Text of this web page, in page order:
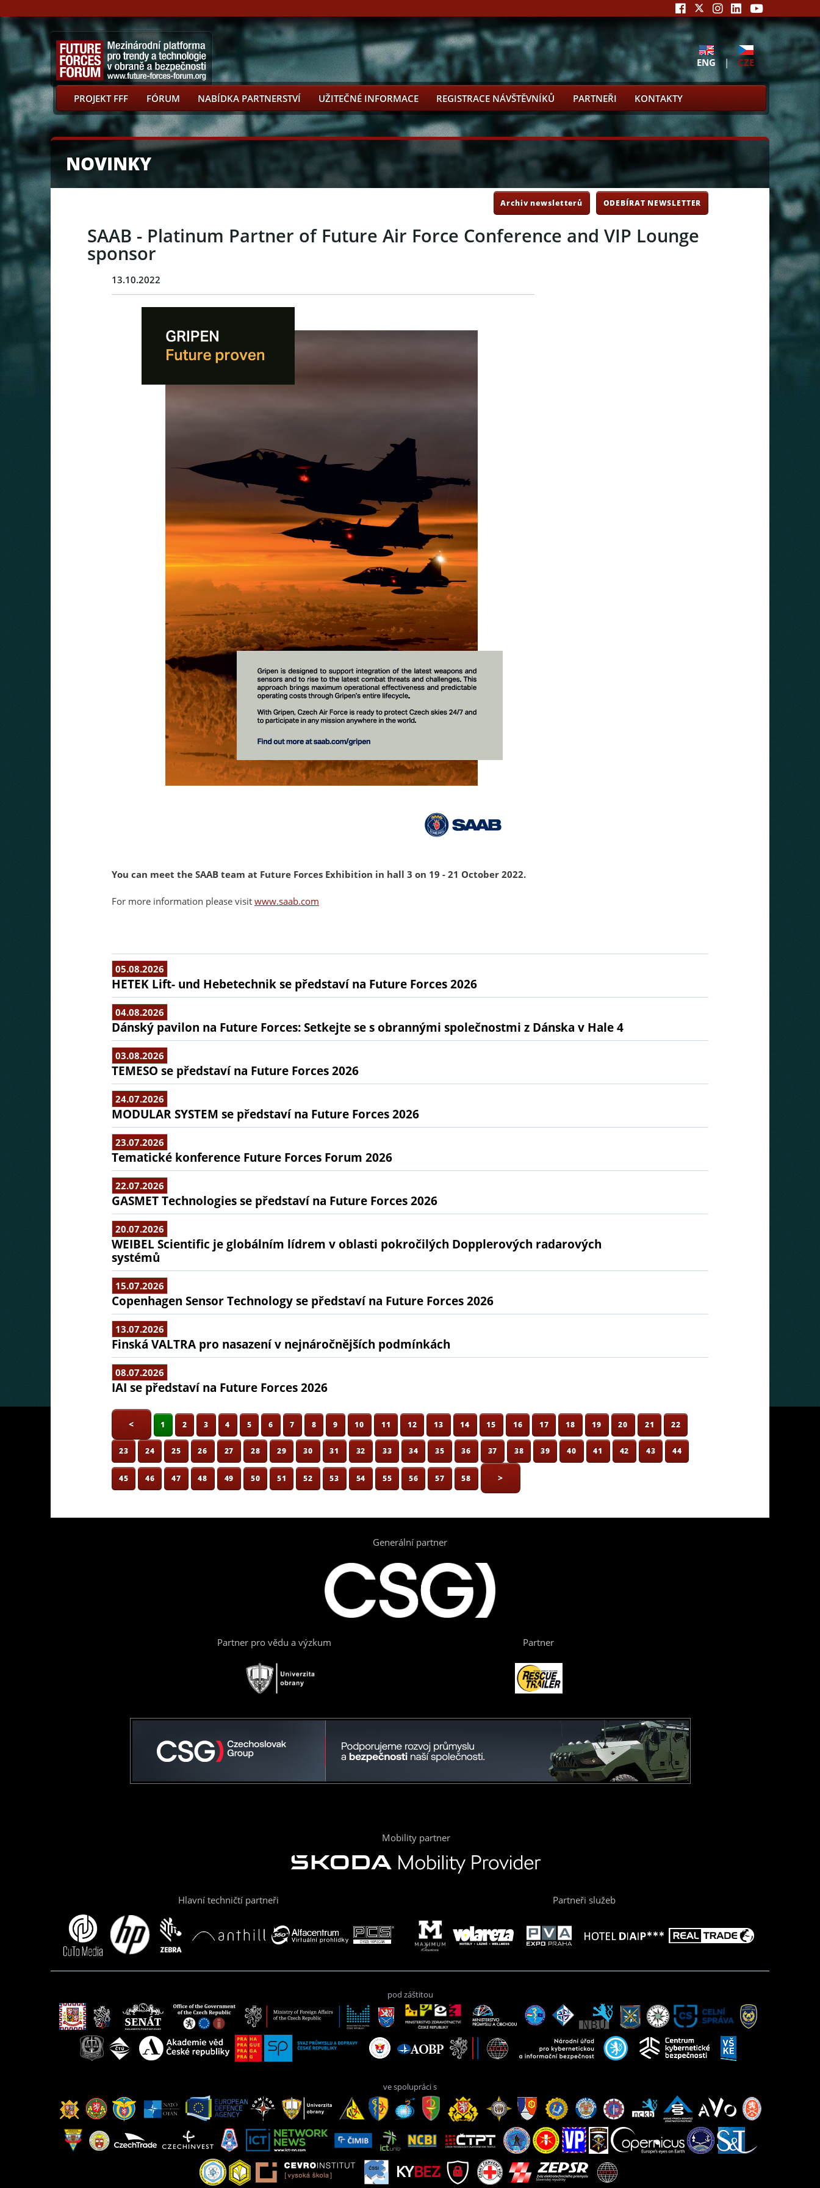
ENG | CZE
PROJEKT FFF FÓRUM NABÍDKA PARTNERSTVÍ UŽITEČNÉ INFORMACE REGISTRACE NÁVŠTĚVNÍKŮ PARTNEŘI KONTAKTY
NOVINKY
ODEBÍRAT NEWSLETTER
Archiv newsletterů
SAAB - Platinum Partner of Future Air Force Conference and VIP Lounge
sponsor
13.10.2022
You can meet the SAAB team at Future Forces Exhibition in hall 3 on 19 - 21 October 2022.
For more information please visit www.saab.com
05.08.2026
HETEK Lift- und Hebetechnik se představí na Future Forces 2026
04.08.2026
Dánský pavilon na Future Forces: Setkejte se s obrannými společnostmi z Dánska v Hale 4
03.08.2026
TEMESO se představí na Future Forces 2026
24.07.2026
MODULAR SYSTEM se představí na Future Forces 2026
23.07.2026
Tematické konference Future Forces Forum 2026
22.07.2026
GASMET Technologies se představí na Future Forces 2026
20.07.2026
WEIBEL Scientific je globálním lídrem v oblasti pokročilých Dopplerových radarových
systémů
15.07.2026
Copenhagen Sensor Technology se představí na Future Forces 2026
13.07.2026
Finská VALTRA pro nasazení v nejnáročnějších podmínkách
08.07.2026
IAI se představí na Future Forces 2026
< 1 2 3 4 5 6 7 8 9 10 11 12 13 14 15 16 17 18 19 20 21 22
23 24 25 26 27 28 29 30 31 32 33 34 35 36 37 38 39 40 41 42 43 44
45 46 47 48 49 50 51 52 53 54 55 56 57 58 >
Generální partner
Partner pro vědu a výzkum Partner
Mobility partner
Hlavní techničtí partneři Partneři služeb
pod záštitou
ve spolupráci s